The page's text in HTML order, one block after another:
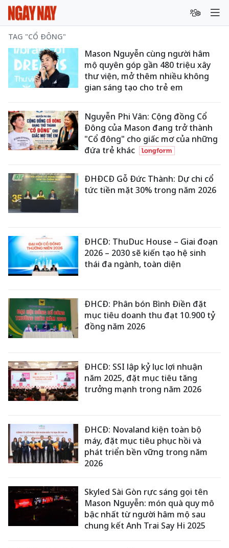
TAG "CỔ ĐÔNG"
Mason Nguyễn cùng người hâm
mộ quyên góp gần 480 triệu xây
thư viện, mở thêm nhiều không
gian sáng tạo cho trẻ em
Nguyễn Phi Vân: Cộng đồng Cổ
Đông của Mason đang trở thành
"Cổ đông" cho giấc mơ của những
đứa trẻ khác
ĐHĐCĐ Gỗ Đức Thành: Dự chi cổ
tức tiền mặt 30% trong năm 2026
ĐHCĐ: ThuDuc House – Giai đoạn
2026 – 2030 sẽ kiến tạo hệ sinh
thái đa ngành, toàn diện
ĐHCĐ: Phân bón Bình Điền đặt
mục tiêu doanh thu đạt 10.900 tỷ
đồng năm 2026
ĐHCĐ: SSI lập kỷ lục lợi nhuận
năm 2025, đặt mục tiêu tăng
trưởng mạnh trong năm 2026
ĐHCĐ: Novaland kiện toàn bộ
máy, đặt mục tiêu phục hồi và
phát triển bền vững trong năm
2026
Skyled Sài Gòn rực sáng gọi tên
Mason Nguyễn: món quà quy mô
bậc nhất từ người hâm mộ sau
chung kết Anh Trai Say Hi 2025